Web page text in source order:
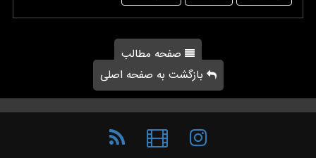
صفحه مطالب
بازگشت به صفحه اصلی